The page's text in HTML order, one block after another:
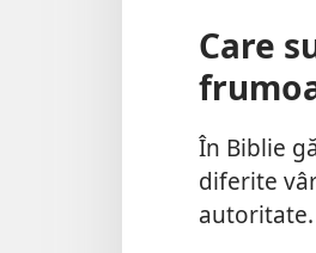
Care
În Biblie
diferite